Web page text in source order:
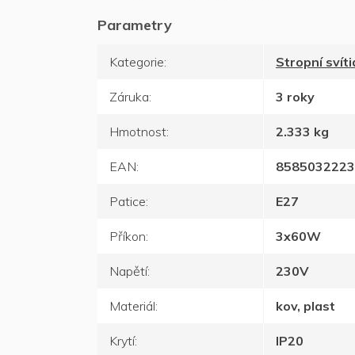
Kategorie: Stropní
Záruka: 3 roky
Hmotnost: 2.333 kg
EAN:
Patice: E27
Příkon: 3x60W
Napětí: 230V
Materiál: kov, plast
Krytí: IP20